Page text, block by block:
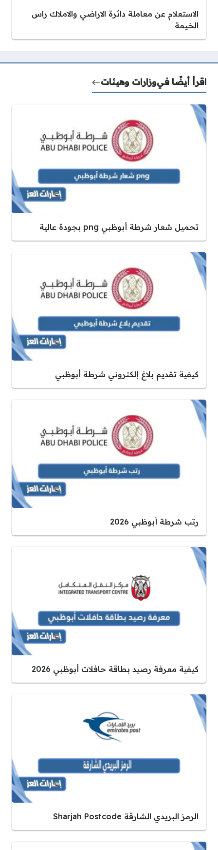
الاستعلام عن معاملة دائرة الاراضي والاملاك راس
الخيمة
اقرأ أيضًا فيوزارات وهيئات
تحميل شعار شرطة أبوظبي png بجودة عالية
كيفية تقديم بلاغ إلكتروني شرطة أبوظبي
رتب شرطة أبوظبي 2026
كيفية معرفة رصيد بطاقة حافلات أبوظبي 2026
الرمز البريدي الشارقة Sharjah Postcode